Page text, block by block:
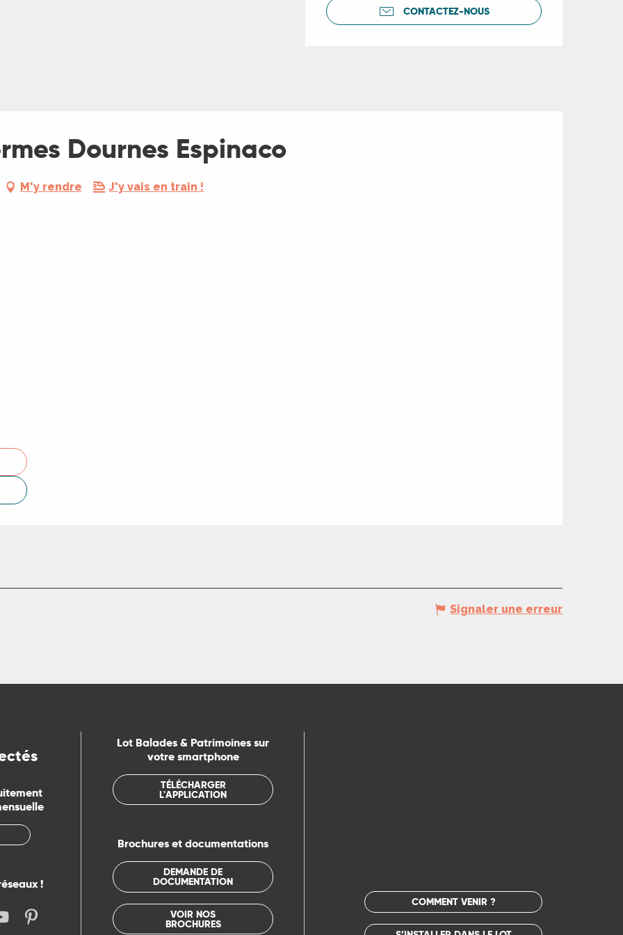
CONTACTEZ-NOUS
Dournes Espinaco
M'y rendre J'y vais en train !
Signaler une erreur
!
Lot Balades & Patrimoines sur
votre smartphone
TÉLÉCHARGER
L'APPLICATION
Brochures et documentations
DEMANDE DE
DOCUMENTATION
VOIR NOS
BROCHURES
COMMENT VENIR ?